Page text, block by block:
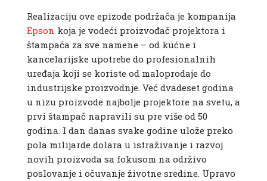
Realizaciju ove epizode podržača je kompanija
Epson koja je vodeći proizvođač projektora i
štampača za sve namene – od kućne i
kancelarijske upotrebe do profesionalnih
uređaja koji se koriste od maloprodaje do
industrijske proizvodnje. Već dvadeset godina
u nizu proizvode najbolje projektore na svetu, a
prvi štampač napravili su pre više od 50
godina. I dan danas svake godine ulože preko
pola milijarde dolara u istraživanje i razvoj
novih proizvoda sa fokusom na održivo
poslovanje i očuvanje životne sredine. Upravo